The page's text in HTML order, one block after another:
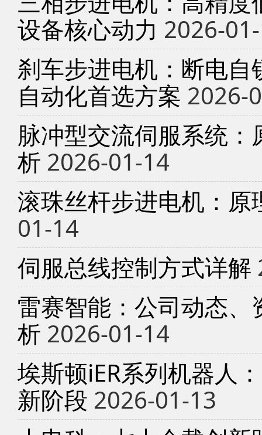
设备核心动力 2026-
刹车步进电机：断电
自动化首选方案 2026-
脉冲型交流伺服系统
析 2026-01-14
滚珠丝杆步进电机：
01-14
伺服总线控制方式详解
雷赛智能：公司动态
析 2026-01-14
埃斯顿iER系列机器人
新阶段 2026-01-13